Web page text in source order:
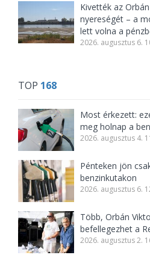
Kivették az
nyereségét – a
lett volna a
2026. augusztus 6.
TOP 168
Most érkezett:
meg holnap a
2026. augusztus 4.
Pénteken jön
benzinkutakon
2026. augusztus 6.
Több, Orbán
befellegezhet a
2026. augusztus 2.